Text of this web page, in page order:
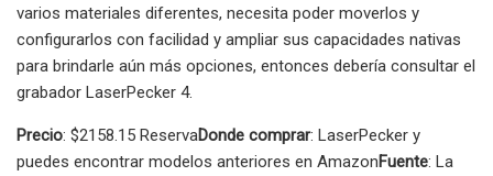
varios materiales diferentes, necesita poder moverlos y
configurarlos con facilidad y ampliar sus capacidades nativas
para brindarle aún más opciones, entonces debería consultar el
grabador LaserPecker 4.
Precio: $2158.15 ReservaDonde comprar: LaserPecker y
puedes encontrar modelos anteriores en AmazonFuente: La